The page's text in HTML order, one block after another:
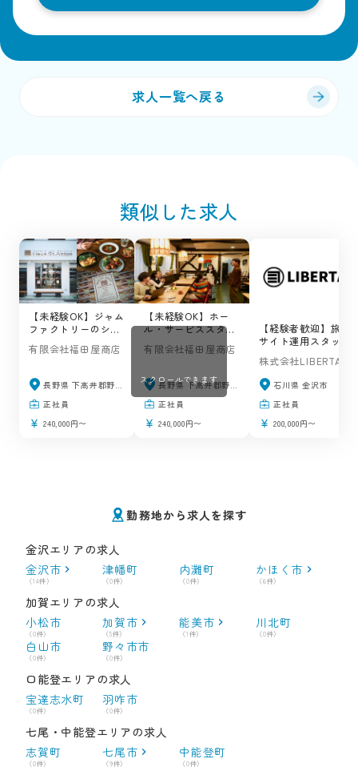
求人一覧へ戻る
類似した求人
【未経験OK】ジャム
ファクトリーのショ
ップ＆カフェの求人
/ ハウスサンアント
有限会社福田屋商店
正社員
240,000円〜
【未経験OK】ホー
ル・サービススタッ
ンアントン（野沢温
有限会社福田屋商店
正社員
240,000円〜
【経験者歓迎】旅行
サイト運用スタッフ
LIBERTA（金沢市）
株式会社LIBERTA
石川県 金沢市
正社員
200,000円〜
スクロールできます
勤務地から求人を探す
金沢エリアの求人
金沢市
（14件）
津幡町
（0件）
内灘町
（0件）
かほく市
（6件）
加賀エリアの求人
小松市
（0件）
加賀市
（5件）
能美市
（1件）
川北町
（0件）
白山市
（0件）
野々市市
（0件）
口能登エリアの求人
宝達志水町
（0件）
羽咋市
（0件）
七尾・中能登エリアの求人
志賀町
（0件）
七尾市
（9件）
中能登町
（0件）